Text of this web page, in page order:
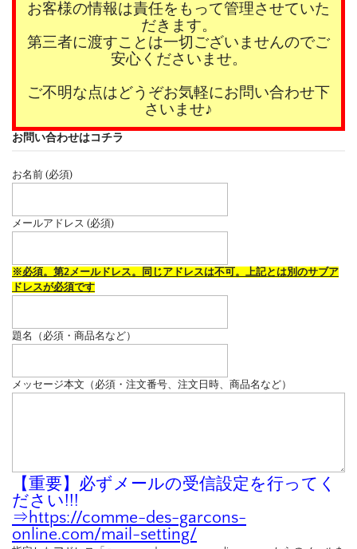
お客様の情報は責任をもって管理させていた
だきます。
第三者に渡すことは一切ございませんのでご
安心くださいませ。
ご不明な点はどうぞお気軽にお問い合わせ下
さいませ♪
お問い合わせはコチラ
お名前 (必須)
メールアドレス (必須)
※必須。第2メールドレス。同じアドレスは不可。上記とは別のサブア
ドレスが必須です
題名（必須・商品名など）
メッセージ本文（必須・注文番号、注文日時、商品名など）
【重要】必ずメールの受信設定を行ってく
ださい!!!
⇒https://comme-des-garcons-
online.com/mail-setting/